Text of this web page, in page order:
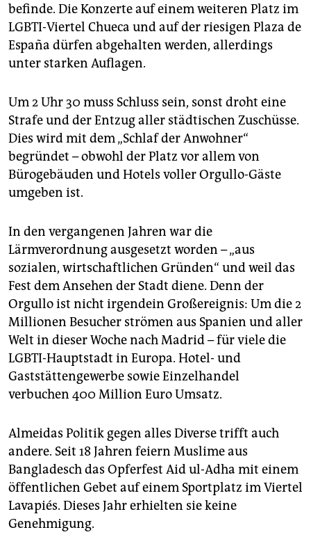
befinde. Die Konzerte auf einem weiteren Platz im
LGBTI-Viertel Chueca und auf der riesigen Plaza de
España dürfen abgehalten werden, allerdings
unter starken Auflagen.
Um 2 Uhr 30 muss Schluss sein, sonst droht eine
Strafe und der Entzug aller städtischen Zuschüsse.
Dies wird mit dem „Schlaf der Anwohner“
begründet – obwohl der Platz vor allem von
Bürogebäuden und Hotels voller Orgullo-Gäste
umgeben ist.
In den vergangenen Jahren war die
Lärmverordnung ausgesetzt worden – „aus
sozialen, wirtschaftlichen Gründen“ und weil das
Fest dem Ansehen der Stadt diene. Denn der
Orgullo ist nicht irgendein Großereignis: Um die 2
Millionen Besucher strömen aus Spanien und aller
Welt in dieser Woche nach Madrid – für viele die
LGBTI-Hauptstadt in Europa. Hotel- und
Gaststättengewerbe sowie Einzelhandel
verbuchen 400 Million Euro Umsatz.
Almeidas Politik gegen alles Diverse trifft auch
andere. Seit 18 Jahren feiern Muslime aus
Bangladesch das Opferfest Aid ul-Adha mit einem
öffentlichen Gebet auf einem Sportplatz im Viertel
Lavapiés. Dieses Jahr erhielten sie keine
Genehmigung.